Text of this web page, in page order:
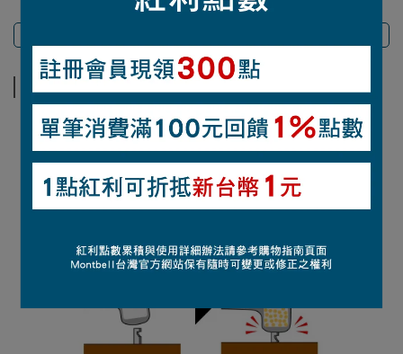
商品介紹
【材質】頭部：NBR/握把：彈性體
【尺寸】總長30公分（槌頭：∅4.5x9公分）
【補充說明】